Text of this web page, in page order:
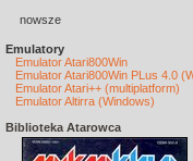
nowsze
Emulatory
Emulator Atari800Win
Emulator Atari800Win PLus 4.0
Emulator Atari++ (multiplatform)
Emulator Altirra (Windows)
Biblioteka Atarowca